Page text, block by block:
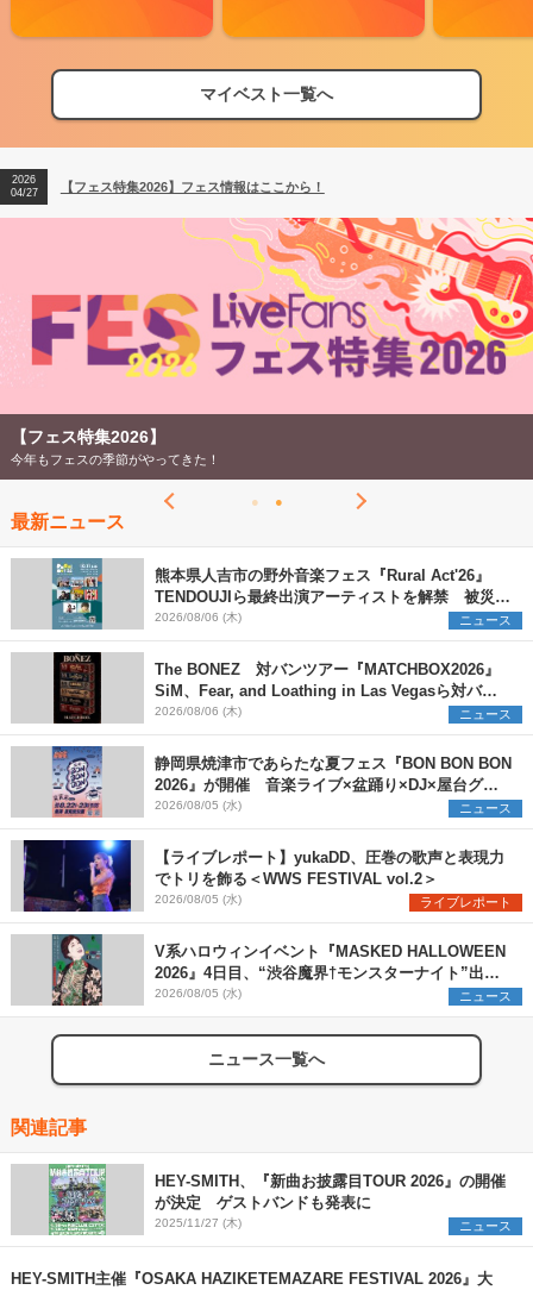
マイベスト一覧へ
【フェス特集2026】フェス情報はここから！
【ライブ動員ランキング】2026年上半期編発表！
2026
04/27
【フェス特集2026】フェス情報はここから！
2026
【ライブ動員ランキング】2026年上半期編発表！
【フェス特集2026】
今年もフェスの季節がやってきた！
最新ニュース
熊本県人吉市の野外音楽フェス『Rural Act'26』
TENDOUJIら最終出演アーティストを解禁 被災地
支援プロジェクトの始動も発表
2026/08/06 (木) ニュース
The BONEZ 対バンツアー『MATCHBOX2026』
SiM、Fear, and Loathing in Las Vegasら対バン
アーティストを一斉解禁
2026/08/06 (木) ニュース
静岡県焼津市であらたな夏フェス『BON BON BON
2026』が開催 音楽ライブ×盆踊り×DJ×屋台グル
メ×ランタンナイトで彩る2日間
2026/08/05 (水) ニュース
【ライブレポート】yukaDD、圧巻の歌声と表現力
でトリを飾る＜WWS FESTIVAL vol.2＞
2026/08/05 (水) ライブレポート
V系ハロウィンイベント『MASKED HALLOWEEN
2026』4日目、“渋谷魔界†モンスターナイト”出演6
組を発表
2026/08/05 (水) ニュース
ニュース一覧へ
関連記事
HEY-SMITH、『新曲お披露目TOUR 2026』の開催
が決定 ゲストバンドも発表に
2025/11/27 (木) ニュース
HEY-SMITH主催『OSAKA HAZIKETEMAZARE FESTIVAL 2026』大